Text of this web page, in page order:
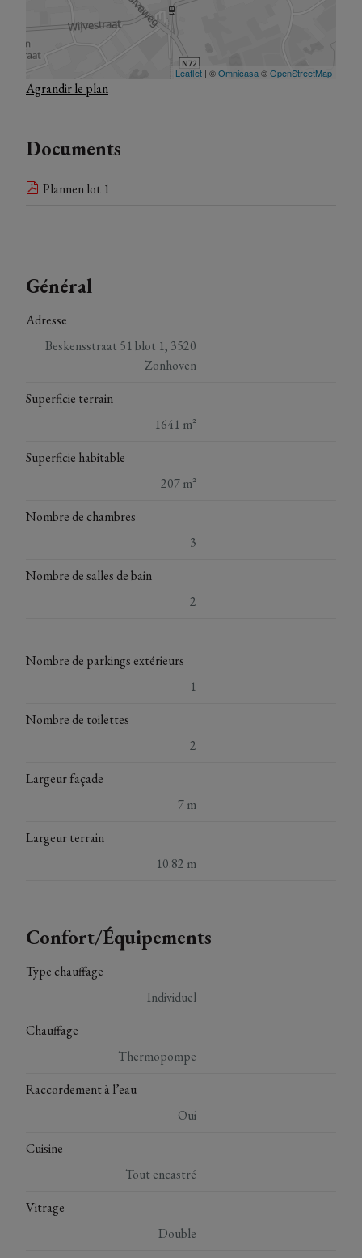
Agrandir le plan
Documents
Plannen lot 1
Général
Adresse
Beskensstraat 51 blot 1, 3520
Zonhoven
Superficie terrain
1641 m²
Superficie habitable
207 m²
Nombre de chambres
3
Nombre de salles de bain
2
Nombre de parkings extérieurs
1
Nombre de toilettes
2
Largeur façade
7 m
Largeur terrain
10.82 m
Confort/Équipements
Type chauffage
Individuel
Chauffage
Thermopompe
Raccordement à l’eau
Oui
Cuisine
Tout encastré
Vitrage
Double